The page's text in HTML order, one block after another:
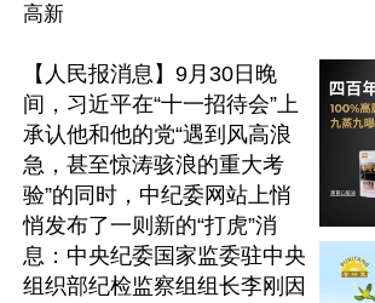
高新
【人民报消息】9月30日晚
间，习近平在“十一招待会”上
承认他和他的党“遇到风高浪
急，甚至惊涛骇浪的重大考
验”的同时，中纪委网站上悄
悄发布了一则新的“打虎”消
息：中央纪委国家监委驻中央
组织部纪检监察组组长李刚因